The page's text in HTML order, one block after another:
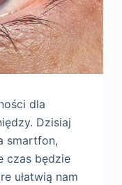
dla
Dzisiaj
smartfon,
czas będzie
ułatwią nam